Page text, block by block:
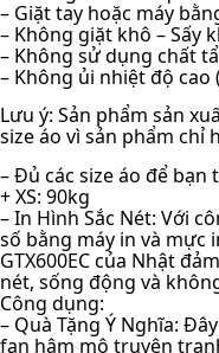
– Giặt tay hoặc máy
– Không giặt khô – Sấy
– Không sử dụng chất
– Không ủi nhiệt độ
Lưu ý: Sản phẩm sản
size áo vì sản phẩm chỉ
– Đủ các size áo để bạn
+ XS: 90kg
– In Hình Sắc Nét: Với
số bằng máy in và mực
GTX600EC của Nhật
nét, sống động và
Công dụng:
– Quà Tặng Ý Nghĩa:
fan hâm mộ truyện